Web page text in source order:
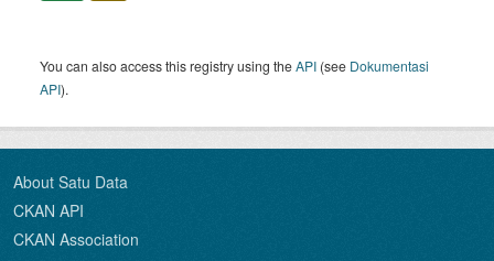
You can also access this registry using theAPI (see Dokumentasi
API).
About Satu Data
CKAN API
CKAN Association